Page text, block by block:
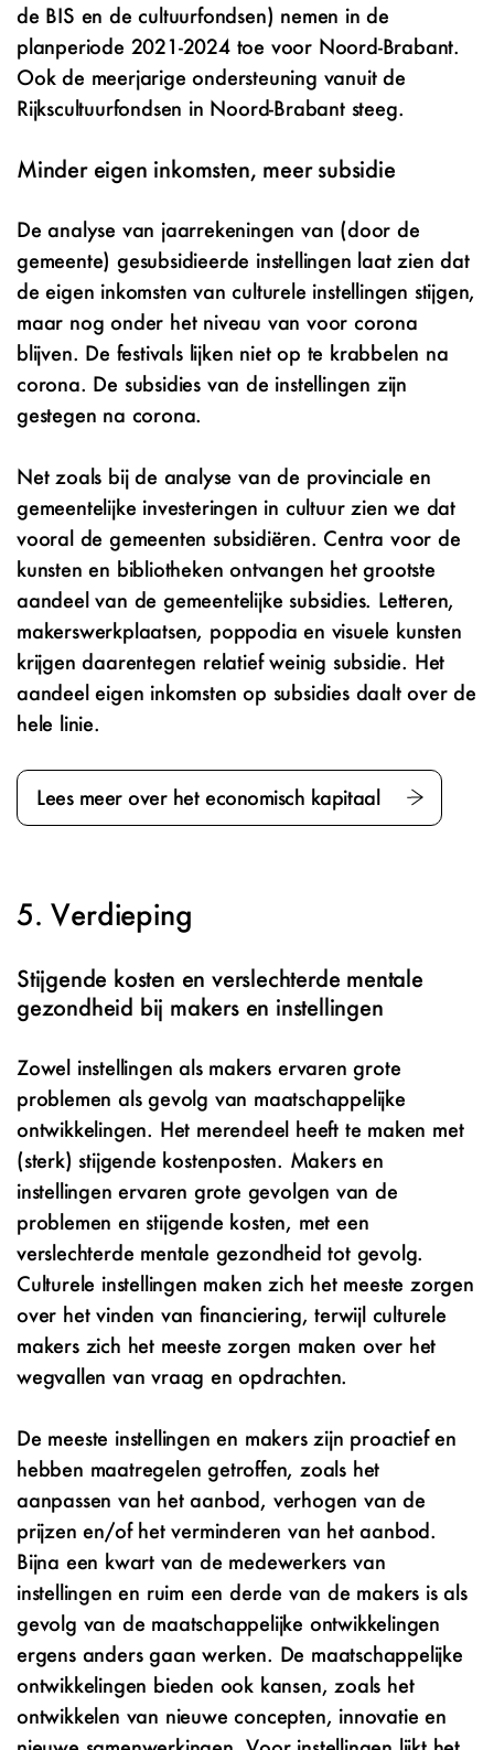
de BIS en de cultuurfondsen) nemen in de
planperiode 2021-2024 toe voor Noord-Brabant.
Ook de meerjarige ondersteuning vanuit de
Rijkscultuurfondsen in Noord-Brabant steeg.
Minder eigen inkomsten, meer subsidie
De analyse van jaarrekeningen van (door de
gemeente) gesubsidieerde instellingen laat zien dat
de eigen inkomsten van culturele instellingen stijgen,
maar nog onder het niveau van voor corona
blijven. De festivals lijken niet op te krabbelen na
corona. De subsidies van de instellingen zijn
gestegen na corona.
Net zoals bij de analyse van de provinciale en
gemeentelijke investeringen in cultuur zien we dat
vooral de gemeenten subsidiëren. Centra voor de
kunsten en bibliotheken ontvangen het grootste
aandeel van de gemeentelijke subsidies. Letteren,
makerswerkplaatsen, poppodia en visuele kunsten
krijgen daarentegen relatief weinig subsidie. Het
aandeel eigen inkomsten op subsidies daalt over de
hele linie.
Lees meer over het economisch kapitaal
Verdieping
Stijgende kosten en verslechterde mentale
gezondheid bij makers en instellingen
Zowel instellingen als makers ervaren grote
problemen als gevolg van maatschappelijke
ontwikkelingen. Het merendeel heeft te maken met
(sterk) stijgende kostenposten. Makers en
instellingen ervaren grote gevolgen van de
problemen en stijgende kosten, met een
verslechterde mentale gezondheid tot gevolg.
Culturele instellingen maken zich het meeste zorgen
over het vinden van financiering, terwijl culturele
makers zich het meeste zorgen maken over het
wegvallen van vraag en opdrachten.
De meeste instellingen en makers zijn proactief en
hebben maatregelen getroffen, zoals het
aanpassen van het aanbod, verhogen van de
prijzen en/of het verminderen van het aanbod.
Bijna een kwart van de medewerkers van
instellingen en ruim een derde van de makers is als
gevolg van de maatschappelijke ontwikkelingen
ergens anders gaan werken. De maatschappelijke
ontwikkelingen bieden ook kansen, zoals het
ontwikkelen van nieuwe concepten, innovatie en